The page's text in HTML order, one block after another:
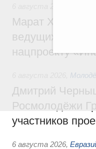
Марат
ведущих к
нацпроекту
Дмитрий
Росмолодёжи
участников
6 августа 2026,